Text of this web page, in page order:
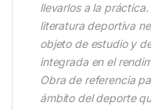
llevarlos a la
literatura deportiva
objeto de estudio y
integrada en el
Obra de referencia
ámbito del deporte